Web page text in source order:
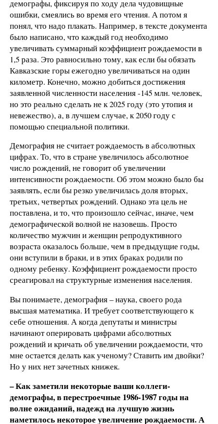
демографы, фиксируя по ходу дела чудовищные
ошибки, смеялись во время его чтения. А потом я
понял, что надо плакать. Например, в тексте документа
было написано, что каждый год необходимо
увеличивать суммарный коэффициент рождаемости в
1,5 раза. Это равносильно тому, как если бы обязать
Кавказские горы ежегодно увеличиваться на один
километр. Конечно, можно добиться достижения
заявленной численности населения -145 млн. человек,
но это реально сделать не к 2025 году (это утопия и
невежество), а, в лучшем случае, к 2050 году с
помощью специальной политики.
Демография не считает рождаемость в абсолютных
цифрах. То, что в стране увеличилось абсолютное
число рождений, не говорит об увеличении
интенсивности рождаемости. Об этом можно было бы
заявлять, если бы резко увеличилась доля вторых,
третьих, четвертых рождений. Однако эта цель не
поставлена, и то, что произошло сейчас, иначе, чем
демографической волной не назовешь. Просто
количество мужчин и женщин репродуктивного
возраста оказалось больше, чем в предыдущие годы,
они вступили в браки, и в этих браках родили по
одному ребенку. Коэффициент рождаемости просто
среагировал на структурные изменения населения.
Вы понимаете, демография – наука, своего рода
высшая математика. И требует соответствующего к
себе отношения. А когда депутаты и министры
начинают оперировать цифрами абсолютных
рождений и кричать об увеличении рождаемости, что
мне остается делать как ученому? Ставить им двойки?
Но у них нет зачетных книжек.
– Как заметили некоторые ваши коллеги-
демографы, в перестроечные 1986-1987 годы на
волне ожиданий, надежд на лучшую жизнь
наметилось некоторое увеличение рождаемости. А